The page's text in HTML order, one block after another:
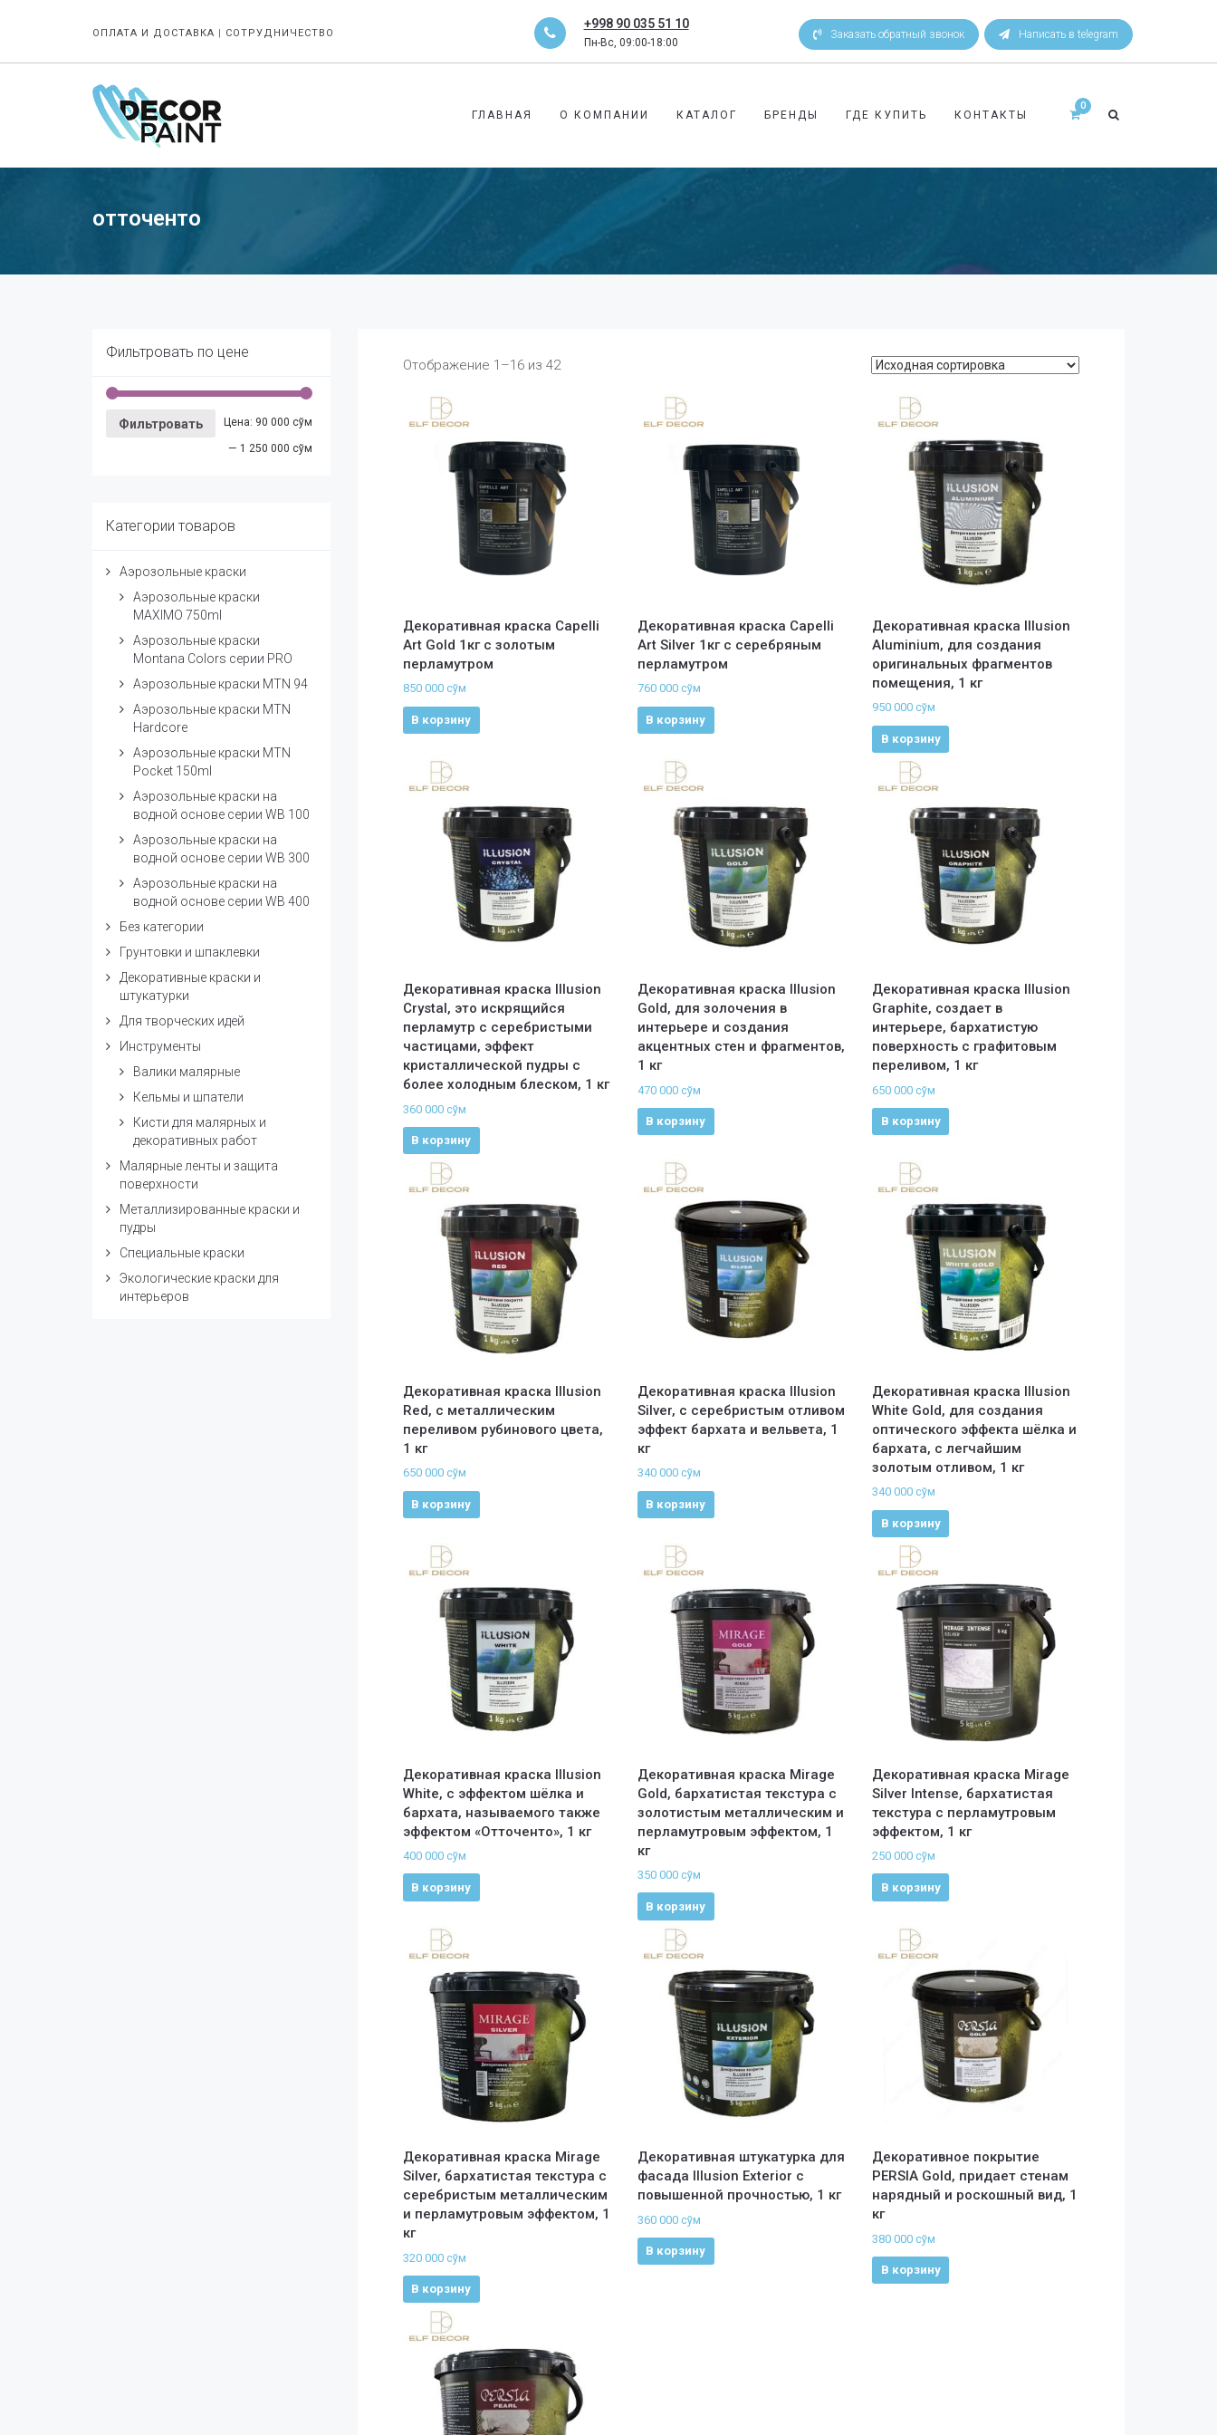
ОПЛАТА И ДОСТАВКА | СОТРУДНИЧЕСТВО
+998 90 035 51 10
Пн-Вс, 09:00-18:00
Заказать обратный звонок Написать в telegram
ГЛАВНАЯ О КОМПАНИИ КАТАЛОГ БРЕНДЫ ГДЕ КУПИТЬ КОНТАКТЫ
отточенто
Фильтровать по цене
Фильтровать Цена: 90 000 сўм
— 1 250 000 сўм
Категории товаров
Аэрозольные краски
Аэрозольные краски
MAXIMO 750ml
Аэрозольные краски
Montana Colors серии PRO
Аэрозольные краски MTN 94
Аэрозольные краски MTN
Hardcore
Аэрозольные краски MTN
Pocket 150ml
Аэрозольные краски на
водной основе серии WB 100
Аэрозольные краски на
водной основе серии WB 300
Аэрозольные краски на
водной основе серии WB 400
Без категории
Грунтовки и шпаклевки
Декоративные краски и
штукатурки
Для творческих идей
Инструменты
Валики малярные
Кельмы и шпатели
Кисти для малярных и
декоративных работ
Малярные ленты и защита
поверхности
Металлизированные краски и
пудры
Специальные краски
Экологические краски для
интерьеров
Отображение 1–16 из 42
Декоративная краска Capelli
Art Gold 1кг с золотым
перламутром
850 000 сўм
В корзину
Декоративная краска Capelli
Art Silver 1кг с серебряным
перламутром
760 000 сўм
В корзину
Декоративная краска Illusion
Aluminium, для создания
оригинальных фрагментов
помещения, 1 кг
950 000 сўм
В корзину
Декоративная краска Illusion
Crystal, это искрящийся
перламутр с серебристыми
частицами, эффект
кристаллической пудры с
более холодным блеском, 1 кг
360 000 сўм
В корзину
Декоративная краска Illusion
Gold, для золочения в
интерьере и создания
акцентных стен и фрагментов,
1 кг
470 000 сўм
В корзину
Декоративная краска Illusion
Graphite, создает в
интерьере, бархатистую
поверхность с графитовым
переливом, 1 кг
650 000 сўм
В корзину
Декоративная краска Illusion
Red, с металлическим
переливом рубинового цвета,
1 кг
650 000 сўм
В корзину
Декоративная краска Illusion
Silver, с серебристым отливом
эффект бархата и вельвета, 1
кг
340 000 сўм
В корзину
Декоративная краска Illusion
White Gold, для создания
оптического эффекта шёлка и
бархата, с легчайшим
золотым отливом, 1 кг
340 000 сўм
В корзину
Декоративная краска Illusion
White, с эффектом шёлка и
бархата, называемого также
эффектом «Отточенто», 1 кг
400 000 сўм
В корзину
Декоративная краска Mirage
Gold, бархатистая текстура с
золотистым металлическим и
перламутровым эффектом, 1
кг
350 000 сўм
В корзину
Декоративная краска Mirage
Silver Intense, бархатистая
текстура с перламутровым
эффектом, 1 кг
250 000 сўм
В корзину
Декоративная краска Mirage
Silver, бархатистая текстура с
серебристым металлическим
и перламутровым эффектом, 1
кг
320 000 сўм
В корзину
Декоративная штукатурка для
фасада Illusion Exterior с
повышенной прочностью, 1 кг
360 000 сўм
В корзину
Декоративное покрытие
PERSIA Gold, придает стенам
нарядный и роскошный вид, 1
кг
380 000 сўм
В корзину